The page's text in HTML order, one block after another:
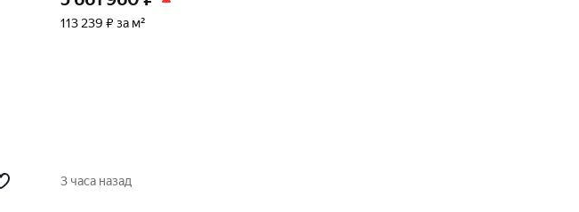
113 239 ₽ за м²
3 часа назад